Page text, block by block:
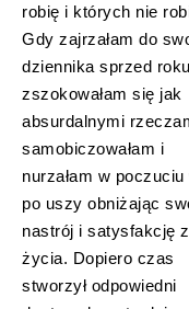
robię i których nie
Gdy zajrzałam do
dziennika sprzed roku
zszokowałam się jak
absurdalnymi
samobiczowałam i
nurzałam w
po uszy obniżając
nastrój i satysfakcję z
życia. Dopiero czas
stworzył odpowiedni